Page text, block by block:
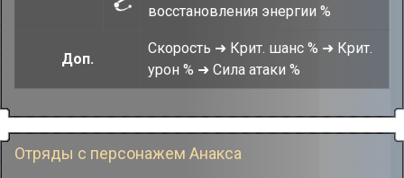
восстановления энергии %
Доп.
Скорость ➜ Крит. шанс % ➜ Крит.
урон % ➜ Сила атаки %
Отряды с персонажем Анакса